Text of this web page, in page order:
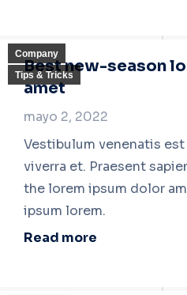
Company
Tips & Tricks
Best new-season
amet
mayo 2, 2022
Vestibulum venenatis
viverra et. Praesent
the lorem ipsum dolor
ipsum lorem.
Read more